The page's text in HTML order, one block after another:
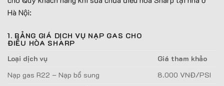
Hà Nội:
1. BẢNG GIÁ DỊCH VỤ NẠP GAS CHO
ĐIỀU HÒA SHARP
Loại dịch vụ
Giá tham khảo
Nạp gas R22 – Nạp bổ sung
8.000 VNĐ/PSI